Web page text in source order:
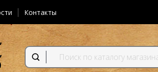
Контакты